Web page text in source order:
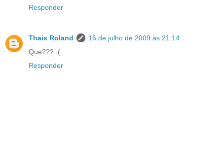
Responder
Thais Roland
16 de julho de 2009 às 21:14
Que??? :(
Responder